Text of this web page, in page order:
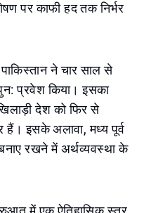
पर काफी हद तक निर्भर
ने चार साल से
प्रवेश किया। इसका
देश को फिर से
इसके अलावा, मध्य पूर्व
रखने में अर्थव्यवस्था के